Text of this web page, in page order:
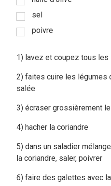
Mesures conversions
Service du vin
Mes livres
sel
poivre
1) lavez et coupez tous les
2) faites cuire les légumes
salée
3) écraser grossièrement
4) hacher la coriandre
5) dans un saladier
la coriandre, saler, poivrer
6) faire des galettes avec